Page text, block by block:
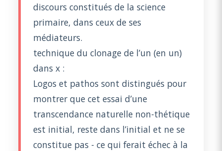
discours constitués de la science
primaire, dans ceux de ses
médiateurs.
technique du clonage de l’un (en un)
dans x :
Logos et pathos sont distingués pour
montrer que cet essai d’une
transcendance naturelle non-thétique
est initial, reste dans l’initial et ne se
constitue pas - ce qui ferait échec à la